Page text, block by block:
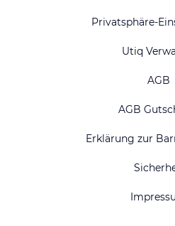
Privatsphäre-
Utiq
AGB
AGB
Erklärung zur